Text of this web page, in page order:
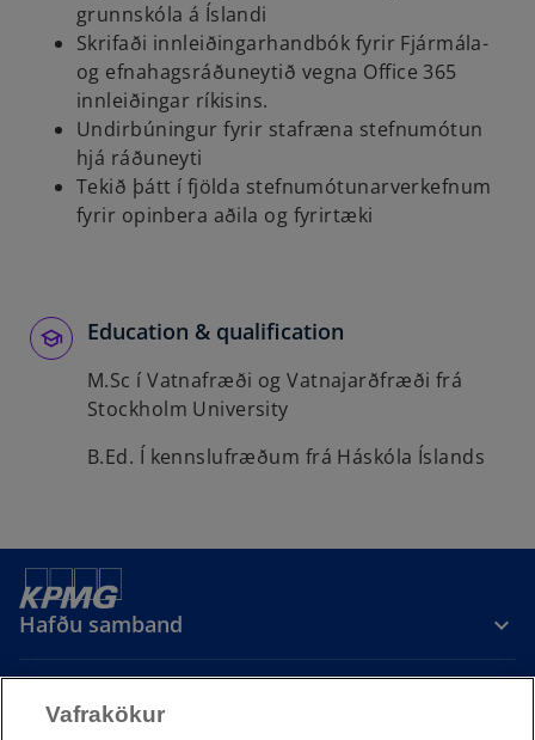
grunnskóla á Íslandi
Skrifaði innleiðingarhandbók fyrir Fjármála-
og efnahagsráðuneytið vegna Office 365
innleiðingar ríkisins.
Undirbúningur fyrir stafræna stefnumótun
hjá ráðuneyti​
Tekið þátt í fjölda stefnumótunarverkefnum
fyrir opinbera aðila og fyrirtæki
Education & qualification
M.Sc í Vatnafræði og Vatnajarðfræði frá
Stockholm University
B.Ed. Í kennslufræðum frá Háskóla Íslands
Hafðu samband
Vafrakökur